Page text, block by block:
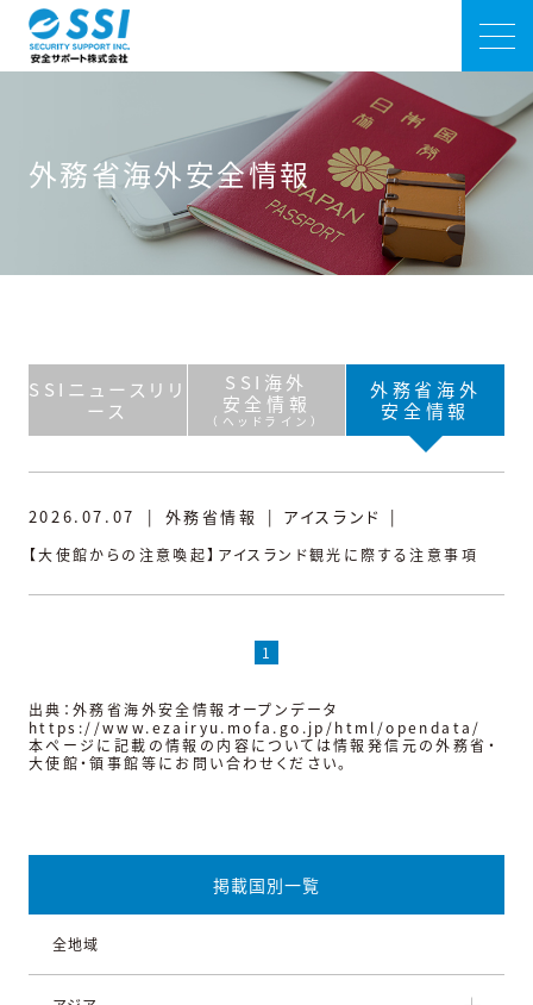
外務省海外安全情報
SSIニュースリリ
ース
SSI海外
安全情報
（ヘッドライン）
外務省海外
安全情報
2026.07.07 | 外務省情報 | アイスランド |
【大使館からの注意喚起】アイスランド観光に際する注意事項
1
出典：外務省海外安全情報オープンデータ
https://www.ezairyu.mofa.go.jp/html/opendata/
本ページに記載の情報の内容については情報発信元の外務省・
大使館・領事館等にお問い合わせください。
掲載国別一覧
全地域